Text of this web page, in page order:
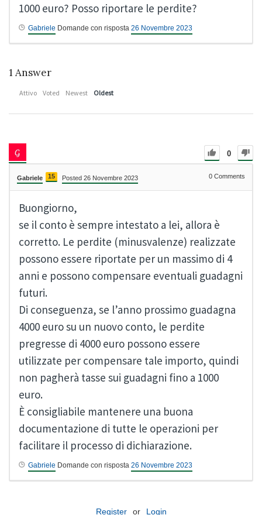
1000 euro? Posso riportare le perdite?
Gabriele Domande con risposta 26 Novembre 2023
1 Answer
Attivo Voted Newest Oldest
0
Gabriele 15 Posted 26 Novembre 2023 0 Comments
Buongiorno,
se il conto è sempre intestato a lei, allora è
corretto. Le perdite (minusvalenze) realizzate
possono essere riportate per un massimo di 4
anni e possono compensare eventuali guadagni
futuri.
Di conseguenza, se l’anno prossimo guadagna
4000 euro su un nuovo conto, le perdite
pregresse di 4000 euro possono essere
utilizzate per compensare tale importo, quindi
non pagherà tasse sui guadagni fino a 1000
euro.
È consigliabile mantenere una buona
documentazione di tutte le operazioni per
facilitare il processo di dichiarazione.
Gabriele Domande con risposta 26 Novembre 2023
Register or Login